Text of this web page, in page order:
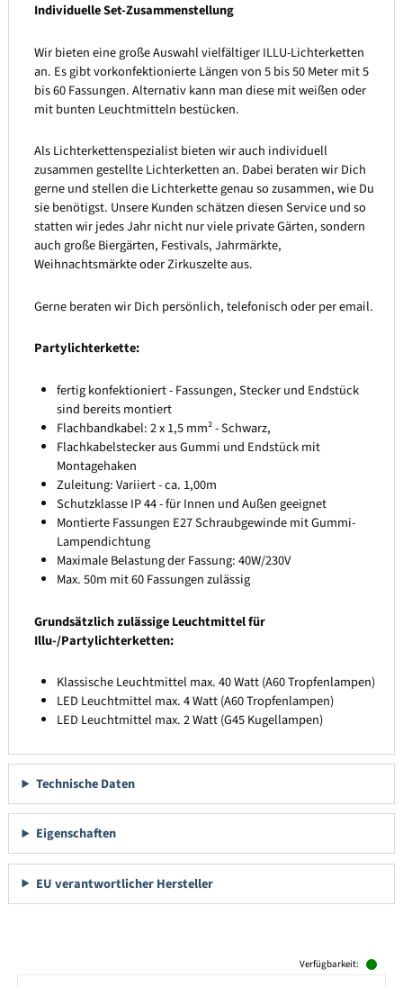
Individuelle Set-Zusammenstellung
Wir bieten eine große Auswahl vielfältiger ILLU-Lichterketten
an. Es gibt vorkonfektionierte Längen von 5 bis 50 Meter mit 5
bis 60 Fassungen. Alternativ kann man diese mit weißen oder
mit bunten Leuchtmitteln bestücken.
Als Lichterkettenspezialist bieten wir auch individuell
zusammen gestellte Lichterketten an. Dabei beraten wir Dich
gerne und stellen die Lichterkette genau so zusammen, wie Du
sie benötigst. Unsere Kunden schätzen diesen Service und so
statten wir jedes Jahr nicht nur viele private Gärten, sondern
auch große Biergärten, Festivals, Jahrmärkte,
Weihnachtsmärkte oder Zirkuszelte aus.
Gerne beraten wir Dich persönlich, telefonisch oder per email.
Partylichterkette:
fertig konfektioniert - Fassungen, Stecker und Endstück
sind bereits montiert
Flachbandkabel: 2 x 1,5 mm² - Schwarz,
Flachkabelstecker aus Gummi und Endstück mit
Montagehaken
Zuleitung: Variiert - ca. 1,00m
Schutzklasse IP 44 - für Innen und Außen geeignet
Montierte Fassungen E27 Schraubgewinde mit Gummi-
Lampendichtung
Maximale Belastung der Fassung: 40W/230V
Max. 50m mit 60 Fassungen zulässig
Grundsätzlich zulässige Leuchtmittel für
Illu-/Partylichterketten:
Klassische Leuchtmittel max. 40 Watt (A60 Tropfenlampen)
LED Leuchtmittel max. 4 Watt (A60 Tropfenlampen)
LED Leuchtmittel max. 2 Watt (G45 Kugellampen)
Technische Daten
Eigenschaften
EU verantwortlicher Hersteller
Verfügbarkeit: